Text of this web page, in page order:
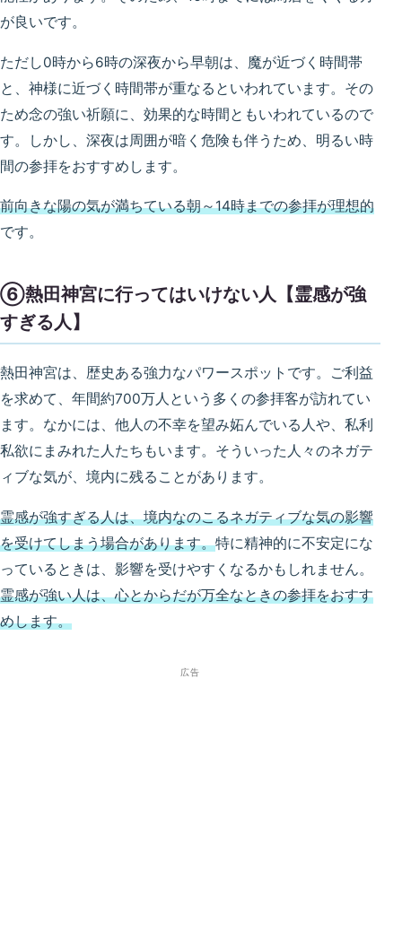
が良いです。
ただし0時から6時の深夜から早朝は、魔が近づく時間帯
と、神様に近づく時間帯が重なるといわれています。その
ため念の強い祈願に、効果的な時間ともいわれているので
す。しかし、深夜は周囲が暗く危険も伴うため、明るい時
間の参拝をおすすめします。
前向きな陽の気が満ちている朝～14時までの参拝が理想的
です。
⑥熱田神宮に行ってはいけない人【霊感が強
すぎる人】
熱田神宮は、歴史ある強力なパワースポットです。ご利益
を求めて、年間約700万人という多くの参拝客が訪れてい
ます。なかには、他人の不幸を望み妬んでいる人や、私利
私欲にまみれた人たちもいます。そういった人々のネガテ
ィブな気が、境内に残ることがあります。
霊感が強すぎる人は、境内なのこるネガティブな気の影響
を受けてしまう場合があります。特に精神的に不安定にな
っているときは、影響を受けやすくなるかもしれません。
霊感が強い人は、心とからだが万全なときの参拝をおすす
めします。
広告